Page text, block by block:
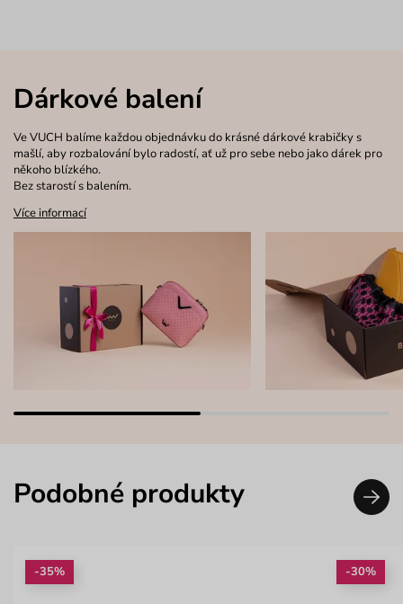
Dárkové balení
Ve VUCH balíme každou objednávku do krásné dárkové krabičky s
mašlí, aby rozbalování bylo radostí, ať už pro sebe nebo jako dárek pro
někoho blízkého.
Bez starostí s balením.
Více informací
Podobné produkty
-35% -30%